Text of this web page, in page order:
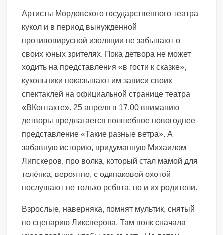
Артисты Мордовского государственного театра
кукол и в период вынужденной
противовирусной изоляции не забывают о
своих юных зрителях. Пока детвора не может
ходить на представления «в гости к сказке»,
кукольники показывают им записи своих
спектаклей на официальной странице театра
«ВКонтакте». 25 апреля в 17.00 вниманию
детворы предлагается волшебное новогоднее
представление «Такие разные ветра». А
забавную историю, придуманную Михаилом
Липскеров, про волка, который стал мамой для
телёнка, вероятно, с одинаковой охотой
послушают не только ребята, но и их родители.
Взрослые, наверняка, помнят мультик, снятый
по сценарию Ликсперова. Там волк сначала